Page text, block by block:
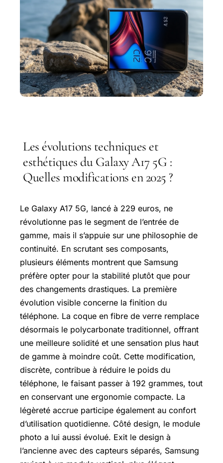
Les évolutions techniques et
esthétiques du Galaxy A17 5G :
Quelles modifications en 2025 ?
Le Galaxy A17 5G, lancé à 229 euros, ne
révolutionne pas le segment de l’entrée de
gamme, mais il s’appuie sur une philosophie de
continuité. En scrutant ses composants,
plusieurs éléments montrent que Samsung
préfère opter pour la stabilité plutôt que pour
des changements drastiques. La première
évolution visible concerne la finition du
téléphone. La coque en fibre de verre remplace
désormais le polycarbonate traditionnel, offrant
une meilleure solidité et une sensation plus haut
de gamme à moindre coût. Cette modification,
discrète, contribue à réduire le poids du
téléphone, le faisant passer à 192 grammes, tout
en conservant une ergonomie compacte. La
légèreté accrue participe également au confort
d’utilisation quotidienne. Côté design, le module
photo a lui aussi évolué. Exit le design à
l’ancienne avec des capteurs séparés, Samsung